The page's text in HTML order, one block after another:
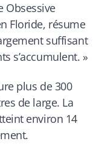
Obsessive
Floride, résume
suffisant
s’accumulent. »
plus de 300
de large. La
environ 14